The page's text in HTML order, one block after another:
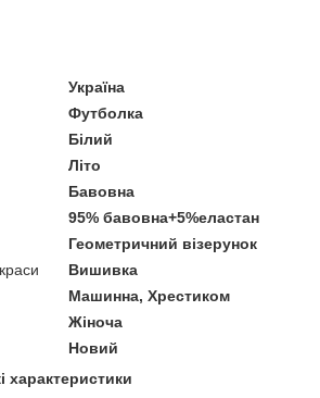
Україна
Футболка
Білий
Літо
Бавовна
95% бавовна+5%еластан
Геометричний візерунок
Вишивка
Машинна, Хрестиком
Жіноча
Новий
характеристики